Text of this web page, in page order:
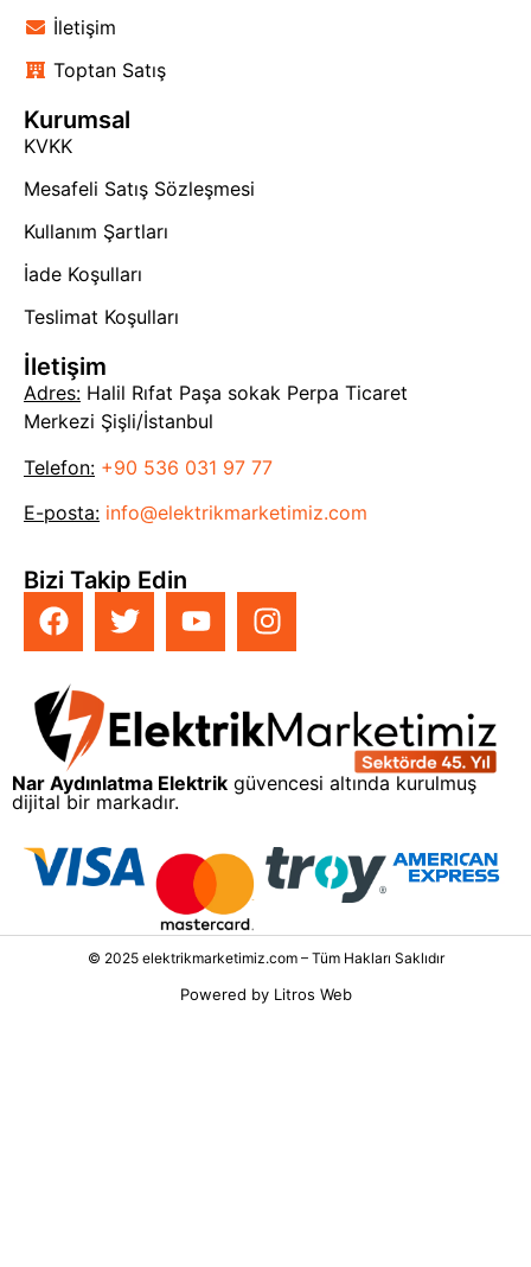
İletişim
Toptan Satış
Kurumsal
KVKK
Mesafeli Satış Sözleşmesi
Kullanım Şartları
İade Koşulları
Teslimat Koşulları
İletişim
Adres: Halil Rıfat Paşa sokak Perpa Ticaret
Merkezi Şişli/İstanbul
Telefon: +90 536 031 97 77
E-posta: info@elektrikmarketimiz.com
Bizi Takip Edin
Nar Aydınlatma Elektrik güvencesi altında kurulmuş
dijital bir markadır.
© 2025 elektrikmarketimiz.com – Tüm Hakları Saklıdır
Powered by Litros Web